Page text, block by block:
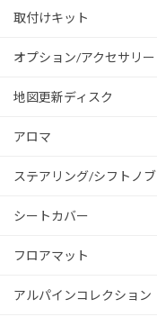
取付けキット
オプション/アクセサリー
地図更新ディスク
アロマ
ステアリング/シフトノブ
シートカバー
フロアマット
アルパインコレクション